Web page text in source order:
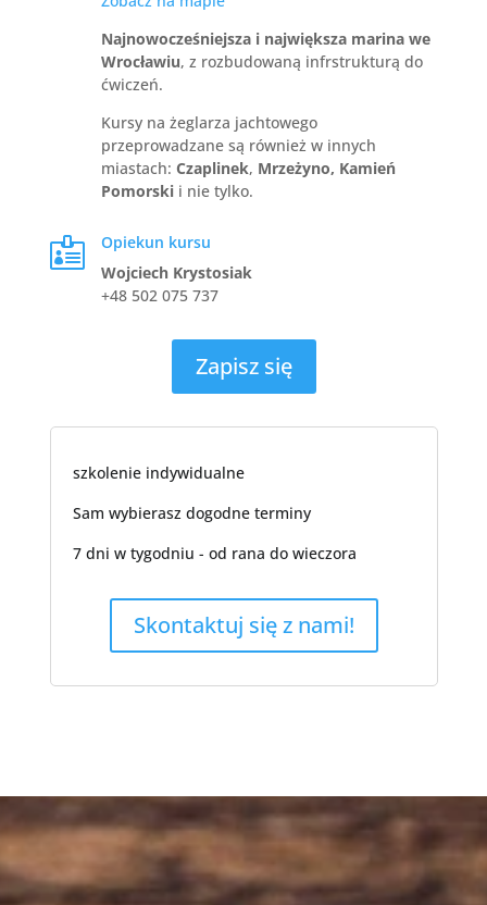
Najnowocześniejsza i największa marina we
Wrocławiu, z rozbudowaną infrstrukturą do
ćwiczeń.
Kursy na żeglarza jachtowego
przeprowadzane są również w innych
miastach: Czaplinek, Mrzeżyno, Kamień
Pomorski i nie tylko.

Opiekun kursu
Wojciech Krystosiak
+48 502 075 737
Zapisz się
szkolenie indywidualne
Sam wybierasz dogodne terminy
7 dni w tygodniu - od rana do wieczora
Skontaktuj się z nami!